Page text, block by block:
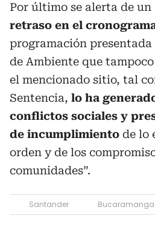
Por último se alerta de un
retraso en el
programación
de Ambiente que
el mencionado sitio, tal
Sentencia, lo ha
conflictos sociales y
de incumplimiento de lo
orden y de los
comunidades”.
Santander Bucaramanga